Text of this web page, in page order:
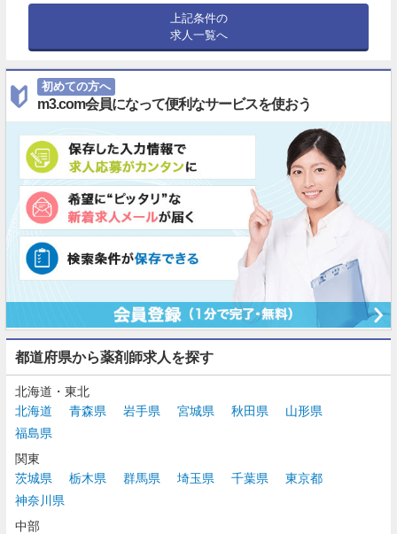
上記条件の
求人一覧へ
初めての方へ
m3.com会員になって便利なサービスを使おう
都道府県から薬剤師求人を探す
北海道・東北
北海道
青森県 岩手県 宮城県 秋田県
山形県
福島県
関東
茨城県
栃木県 群馬県 埼玉県 千葉県
東京都
神奈川県
中部